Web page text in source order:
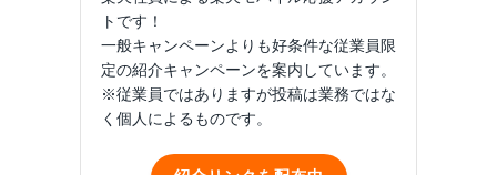
トです！
一般キャンペーンよりも好条件な従業員限
定の紹介キャンペーンを案内しています。
※従業員ではありますが投稿は業務ではな
く個人によるものです。